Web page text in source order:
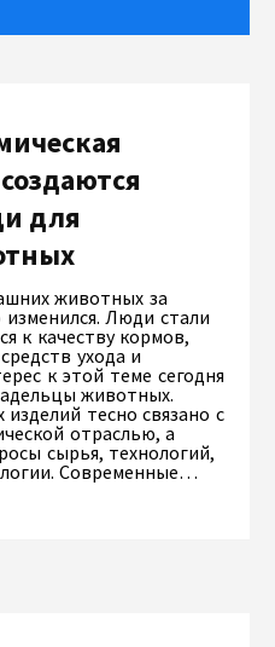
для
животных за
Люди стали
к качеству кормов,
ухода и
к этой теме сегодня
животных.
тесно связано с
отраслью, а
сырья, технологий,
Современные…